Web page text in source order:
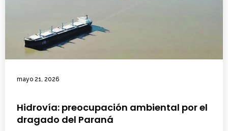
mayo 21, 2026
Hidrovía: preocupación ambiental por el
dragado del Paraná